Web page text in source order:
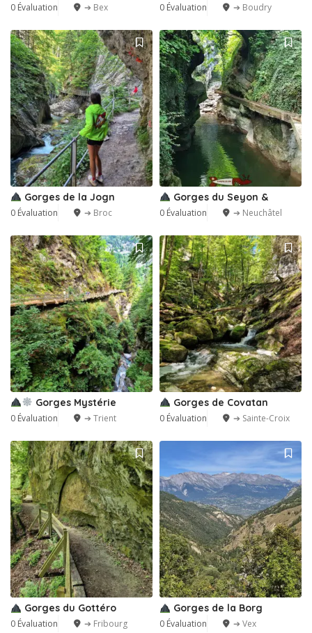
0 Évaluation ➔ Bex 0 Évaluation ➔ Boudry
Gorges de la Jogn
0 Évaluation ➔ Broc
Gorges du Seyon &
0 Évaluation ➔ Neuchâtel
Gorges Mystérie
0 Évaluation ➔ Trient
Gorges de Covatan
0 Évaluation ➔ Sainte-Croix
Gorges du Gottéro
0 Évaluation ➔ Fribourg
Gorges de la Borg
0 Évaluation ➔ Vex